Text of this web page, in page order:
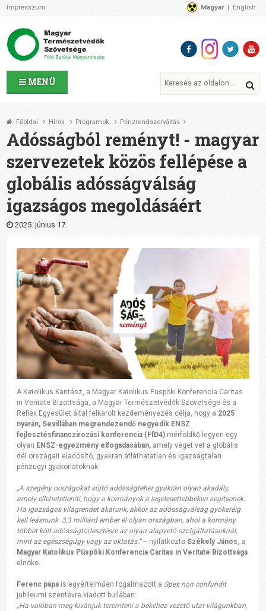
MENÜ
Impresszum Magyar English
Az MTVSZ-ről
Programok
MTVSZ ügyek és események
Tagszervezetek
Támogatóink
CSATLAKOZZ hozzánk!
1%
Segítsd a munkánkat!
Adományozz!
Támogatás
Főoldal Hírek Programok Pénzrendszerváltás
Adósságból reményt! - magyar
szervezetek közös fellépése a
globális adósságválság
igazságos megoldásáért
2025. június 17.
A Katolikus Karitász, a Magyar Katolikus Püspöki Konferencia Caritas
in Veritate Bizottsága, a Magyar Természetvédők Szövetsége és a
Reflex Egyesület által felkarolt kezdeményezés célja, hogy a 2025
nyarán, Sevillában megrendezendő negyedik ENSZ
fejlesztésfinanszírozási konferencia (FfD4) mérföldkő legyen egy
olyan ENSZ-egyezmény elfogadásában, amely véget vet a globális
dél országait eladósító, gyakran átláthatatlan és igazságtalan
pénzügyi gyakorlatoknak.
„A szegény országokat sújtó adósságteher gyakran olyan akadály,
amely ellehetetleníti, hogy a kormányok a legelesettebbeken segítsenek.
Ha igazságos világrendet akarunk, akkor az adósságválság gyökeréig
kell leásnunk. 3,3 milliárd ember él olyan országban, ahol a kormány
többet költ adósságtörlesztésre az olyan alapvető szolgáltatásoknál,
mint az egészségügy vagy az oktatás.”– nyilatkozta Székely János , a
Magyar Katolikus Püspöki Konferencia Caritas in Veritate Bizottsága
elnöke.
Ferenc pápa is egyértelműen fogalmazott a Spes non confundit
jubileumi szentévre kiadott bullában:
„Ha valóban meg kívánjuk teremteni a békéhez vezető utat világunkban,